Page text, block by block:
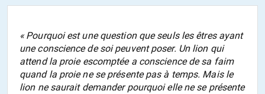
« Pourquoi est une question que seuls les êtres ayant
une conscience de soi peuvent poser. Un lion qui
attend la proie escomptée a conscience de sa faim
quand la proie ne se présente pas à temps. Mais le
lion ne saurait demander pourquoi elle ne se présente